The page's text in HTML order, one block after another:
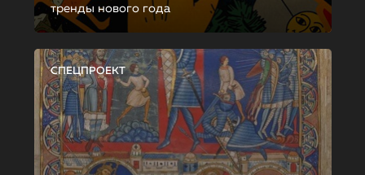
тренды нового года
СПЕЦПРОЕКТ